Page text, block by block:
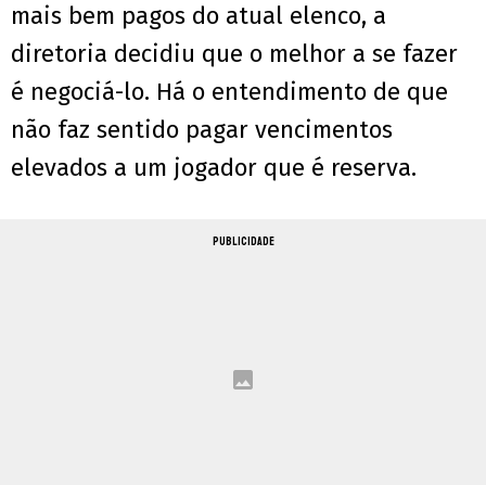
mais bem pagos do atual elenco, a
diretoria decidiu que o melhor a se fazer
é negociá-lo. Há o entendimento de que
não faz sentido pagar vencimentos
elevados a um jogador que é reserva.
PUBLICIDADE